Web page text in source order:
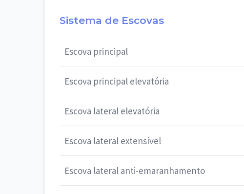
Sistema de Escovas
Escova principal
Escova principal elevatória
Escova lateral elevatória
Escova lateral extensível
Escova lateral anti-emaranhamento